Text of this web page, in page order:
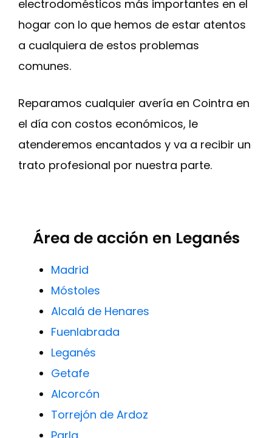
electrodomésticos más importantes en el
hogar con lo que hemos de estar atentos
a cualquiera de estos problemas
comunes.
Reparamos cualquier avería en Cointra en
el día con costos económicos, le
atenderemos encantados y va a recibir un
trato profesional por nuestra parte.
Área de acción en Leganés
Madrid
Móstoles
Alcalá de Henares
Fuenlabrada
Leganés
Getafe
Alcorcón
Torrejón de Ardoz